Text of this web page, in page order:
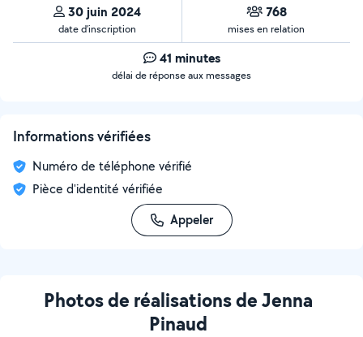
30 juin 2024
date d’inscription
768
mises en relation
41 minutes
délai de réponse aux messages
Informations vérifiées
Numéro de téléphone vérifié
Pièce d'identité vérifiée
Appeler
Photos de réalisations de Jenna
Pinaud